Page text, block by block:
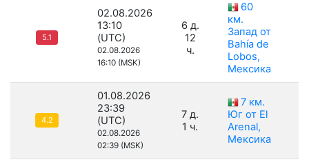
5.1
02.08.2026
13:10
(UTC)
02.08.2026
16:10 (MSK)
6 д.
12
ч.
60
км.
Запад от
Bahía de
Lobos,
Мексика
4.2
01.08.2026
23:39
(UTC)
02.08.2026
02:39 (MSK)
7 д.
1 ч.
7 км.
Юг от El
Arenal,
Мексика